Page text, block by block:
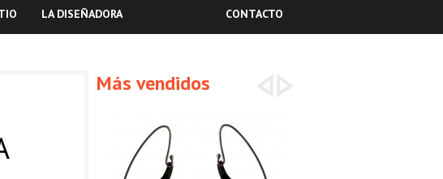
LA DISEÑADORA CONTACTO
Más vendidos